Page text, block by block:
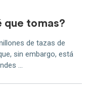
que tomas?
de tazas de
sin embargo, está
...